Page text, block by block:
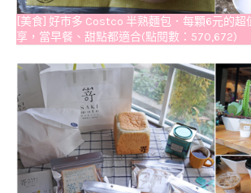
[美食] 好市多 Costco 半熟麵包．每顆6元的超
享，當早餐、甜點都適合(點閱數：570,672)